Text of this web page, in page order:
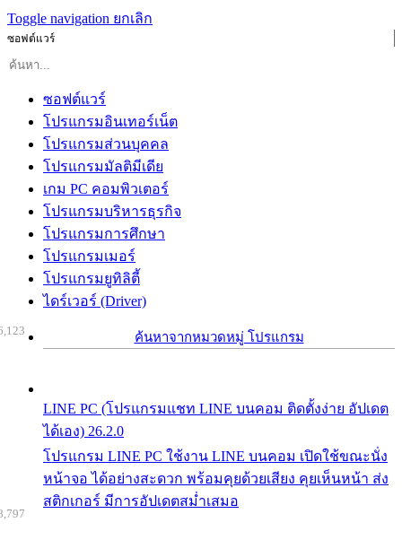
Toggle navigation ยกเลิก
ซอฟต์แวร์
ซอฟต์แวร์
โปรแกรมอินเทอร์เน็ต
โปรแกรมส่วนบุคคล
โปรแกรมมัลติมีเดีย
เกม PC คอมพิวเตอร์
โปรแกรมบริหารธุรกิจ
โปรแกรมการศึกษา
โปรแกรมเมอร์
โปรแกรมยูทิลิตี้
ไดร์เวอร์ (Driver)
ค้นหาจากหมวดหมู่ โปรแกรม
LINE PC (โปรแกรมแชท LINE บนคอม ติดตั้งง่าย อัปเดต
ได้เอง) 26.2.0
โปรแกรม LINE PC ใช้งาน LINE บนคอม เปิดใช้ขณะนั่ง
หน้าจอ ได้อย่างสะดวก พร้อมคุยด้วยเสียง คุยเห็นหน้า ส่ง
สติกเกอร์ มีการอัปเดตสม่ำเสมอ